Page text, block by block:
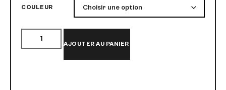
COULEUR
AJOUTER AU PANIER